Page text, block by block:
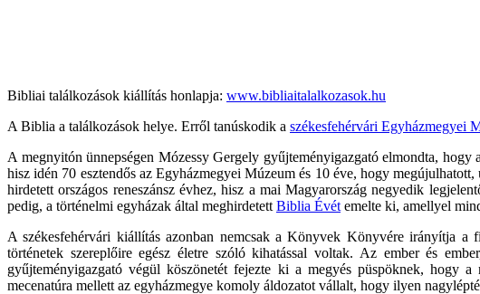
Bibliai találkozások kiállítás honlapja: www.bibliaitalalkozasok.hu
A Biblia a találkozások helye. Erről tanúskodik a székesfehérvári Egyházmegyei
A megnyitón ünnepségen Mózessy Gergely gyűjteményigazgató elmondta,
hisz idén 70 esztendős az Egyházmegyei Múzeum és 10 éve, hogy
hirdetett országos reneszánsz évhez, hisz a mai Magyarország negyedik
pedig, a történelmi egyházak által meghirdetett Biblia Évét emelte ki, amellyel
A székesfehérvári kiállítás azonban nemcsak a Könyvek Könyvére irányítja a
történetek szereplőire egész életre szóló kihatással voltak. Az ember és
gyűjteményigazgató végül köszönetét fejezte ki a megyés püspöknek, hogy
mecenatúra mellett az egyházmegye komoly áldozatot vállalt, hogy ilyen